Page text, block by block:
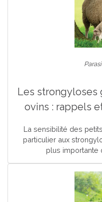
Les strongyloses
ovins : rappels
La sensibilité des
particulier aux
plus importante